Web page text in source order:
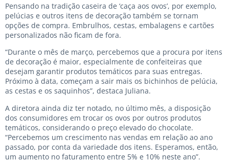
Pensando na tradição caseira de ‘caça aos ovos’, por exemplo,
pelúcias e outros itens de decoração também se tornam
opções de compra. Embrulhos, cestas, embalagens e cartões
personalizados não ficam de fora.
“Durante o mês de março, percebemos que a procura por itens
de decoração é maior, especialmente de confeiteiras que
desejam garantir produtos temáticos para suas entregas.
Próximo à data, começam a sair mais os bichinhos de pelúcia,
as cestas e os saquinhos”, destaca Juliana.
A diretora ainda diz ter notado, no último mês, a disposição
dos consumidores em trocar os ovos por outros produtos
temáticos, considerando o preço elevado do chocolate.
“Percebemos um crescimento nas vendas em relação ao ano
passado, por conta da variedade dos itens. Esperamos, então,
um aumento no faturamento entre 5% e 10% neste ano”.